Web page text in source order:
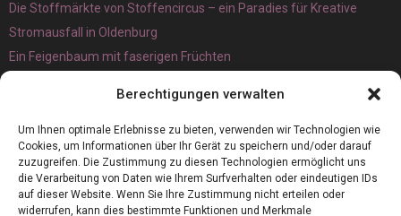
Berechtigungen verwalten
Um Ihnen optimale Erlebnisse zu bieten, verwenden wir Technologien wie
Cookies, um Informationen über Ihr Gerät zu speichern und/oder darauf
zuzugreifen. Die Zustimmung zu diesen Technologien ermöglicht uns
die Verarbeitung von Daten wie Ihrem Surfverhalten oder eindeutigen IDs
auf dieser Website. Wenn Sie Ihre Zustimmung nicht erteilen oder
widerrufen, kann dies bestimmte Funktionen und Merkmale
Die Stoffmärkte von Stoffencircus – ein Paradies für Kreative
Stromausfall in Oldenburg
Ein Feigenbaum mit faserigen Früchten
Magnetangeln